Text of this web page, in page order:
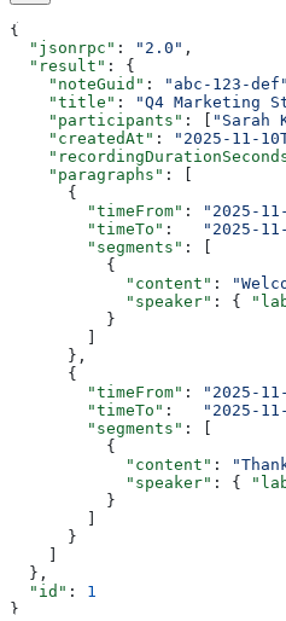
{
  "jsonrpc"
: "2.0" ,
  "result"
: {
    "noteGuid"
: "abc-123-def"
    "title"
: "Q4 Marketing
    "participants"
: [ "Sarah
    "createdAt"
: "2025-11-
    "paragraphs"
: [
      {
        "timeFrom"
: "2025-
        "timeTo"
: "2025-
        "segments"
: [
          {
            "content"
:
            "speaker"
: {
          }
      },
      {
        "timeFrom"
: "2025-
        "timeTo"
: "2025-
        "segments"
: [
          {
            "content"
:
            "speaker"
: {
          }
      }
  },
  "id"
: 1
}